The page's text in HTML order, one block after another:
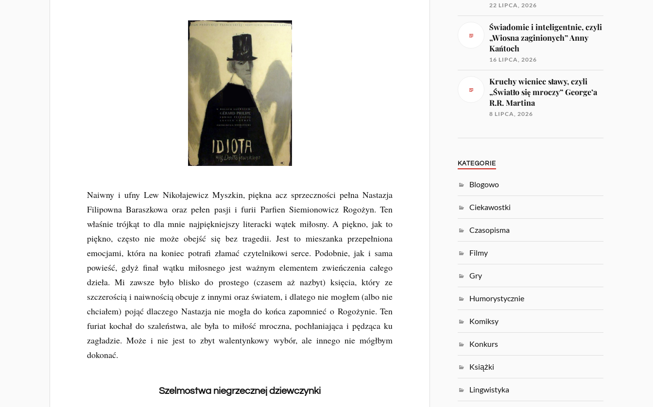
Naiwny i ufny Lew Nikołajewicz Myszkin, piękna acz sprzeczności pełna Nastazja
Filipowna Baraszkowa oraz pełen pasji i furii Parfien Siemionowicz Rogożyn. Ten
właśnie trójkąt to dla mnie najpiękniejszy literacki wątek miłosny. A piękno, jak to
piękno, często nie może obejść się bez tragedii. Jest to mieszanka przepełniona
emocjami, która na koniec potrafi złamać czytelnikowi serce. Podobnie, jak i sama
powieść, gdyż finał wątku miłosnego jest ważnym elementem zwieńczenia całego
dzieła. Mi zawsze było blisko do prostego (czasem aż nazbyt) księcia, który ze
szczerością i naiwnością obcuje z innymi oraz światem, i dlatego nie mogłem (albo nie
chciałem) pojąć dlaczego Nastazja nie mogła do końca zapomnieć o Rogożynie. Ten
furiat kochał do szaleństwa, ale była to miłość mroczna, pochłaniająca i pędząca ku
zagładzie. Może i nie jest to zbyt walentynkowy wybór, ale innego nie mógłbym
dokonać.
Szelmostwa niegrzecznej dziewczynki
22 LIPCA, 2026
Świadomie i inteligentnie, czyli
„Wiosna zaginionych” Anny
Kańtoch
16 LIPCA, 2026
Kruchy wieniec sławy, czyli
„Światło się mroczy” George’a
R.R. Martina
8 LIPCA, 2026
KATEGORIE
Blogowo
Ciekawostki
Czasopisma
Filmy
Gry
Humorystycznie
Komiksy
Konkurs
Książki
Lingwistyka